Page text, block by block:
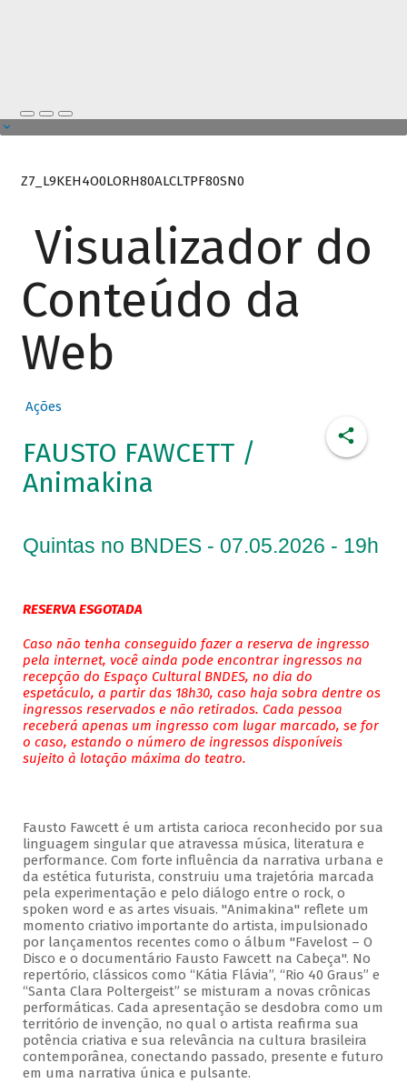
Z7_L9KEH4O0LORH80ALCLTPF80SN0
Visualizador do
Conteúdo da
Web
Ações
FAUSTO FAWCETT /
Animakina
Quintas no BNDES - 07.05.2026 - 19h
RESERVA ESGOTADA
Caso não tenha conseguido fazer a reserva de ingresso
pela internet, você ainda pode encontrar ingressos na
recepção do Espaço Cultural BNDES, no dia do
espetáculo, a partir das 18h30, caso haja sobra dentre os
ingressos reservados e não retirados. Cada pessoa
receberá apenas um ingresso com lugar marcado, se for
o caso, estando o número de ingressos disponíveis
sujeito à lotação máxima do teatro.
Fausto Fawcett é um artista carioca reconhecido por sua
linguagem singular que atravessa música, literatura e
performance. Com forte influência da narrativa urbana e
da estética futurista, construiu uma trajetória marcada
pela experimentação e pelo diálogo entre o rock, o
spoken word e as artes visuais. "Animakina" reflete um
momento criativo importante do artista, impulsionado
por lançamentos recentes como o álbum "Favelost – O
Disco e o documentário Fausto Fawcett na Cabeça". No
repertório, clássicos como “Kátia Flávia”, “Rio 40 Graus” e
“Santa Clara Poltergeist” se misturam a novas crônicas
performáticas. Cada apresentação se desdobra como um
território de invenção, no qual o artista reafirma sua
potência criativa e sua relevância na cultura brasileira
contemporânea, conectando passado, presente e futuro
em uma narrativa única e pulsante.